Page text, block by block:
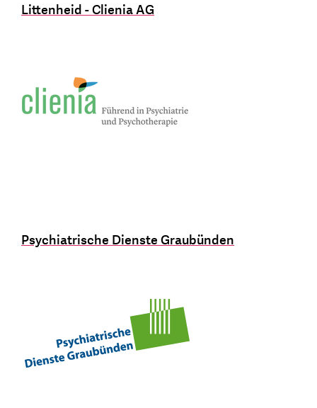
Littenheid - Clienia AG
Psychiatrische Dienste Graubünden